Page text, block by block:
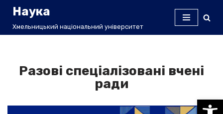
Перейти
Наука
Хмельницький національний університет
Разові спеціалізовані вчені
ради